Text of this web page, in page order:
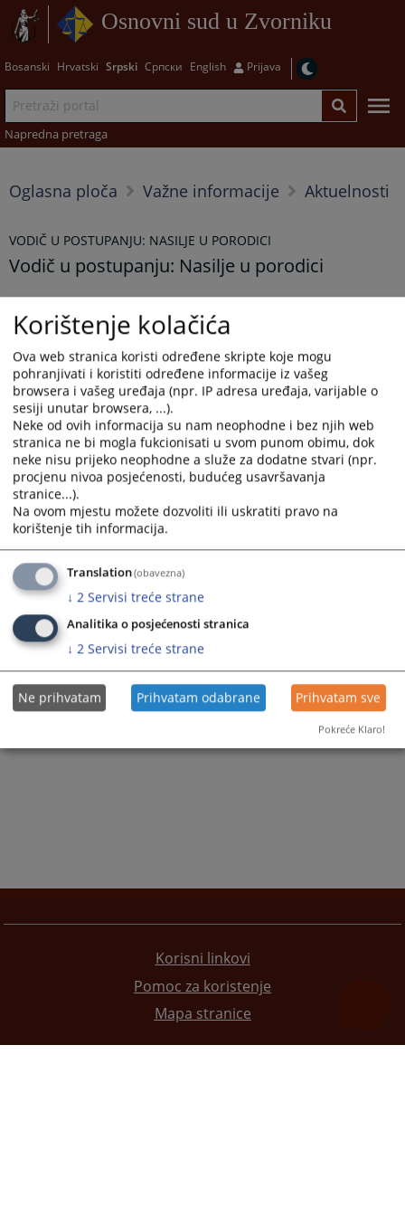
Osnovni sud u Zvorniku
Bosanski Hrvatski Srpski Српски English Prijava
Napredna pretraga
Oglasna ploča Važne informacije Aktuelnosti
VODIČ U POSTUPANJU: NASILJE U PORODICI
Vodič u postupanju: Nasilje u porodici
Prikazana vijest je na Српски језик
Prateći dokumenti
Priručnik
2053PREGLEDA
Korisni linkovi
Pomoc za koristenje
Mapa stranice
Korištenje kolačića
Ova web stranica koristi određene skripte koje mogu
pohranjivati i koristiti određene informacije iz vašeg
browsera i vašeg uređaja (npr. IP adresa uređaja, varijable o
sesiji unutar browsera, ...).
Neke od ovih informacija su nam neophodne i bez njih web
stranica ne bi mogla fukcionisati u svom punom obimu, dok
neke nisu prijeko neophodne a služe za dodatne stvari (npr.
procjenu nivoa posjećenosti, budućeg usavršavanja
stranice...).
Na ovom mjestu možete dozvoliti ili uskratiti pravo na
korištenje tih informacija.
Translation(obavezna)
↓ 2 Servisi treće strane
Analitika o posjećenosti stranica
↓ 2 Servisi treće strane
Ne prihvatam Prihvatam odabrane Prihvatam sve
Pokreće Klaro!